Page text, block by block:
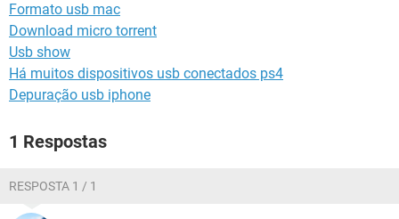
Formato usb mac
Download micro torrent
Usb show
Há muitos dispositivos usb conectados ps4
Depuração usb iphone
1 Respostas
RESPOSTA 1 / 1